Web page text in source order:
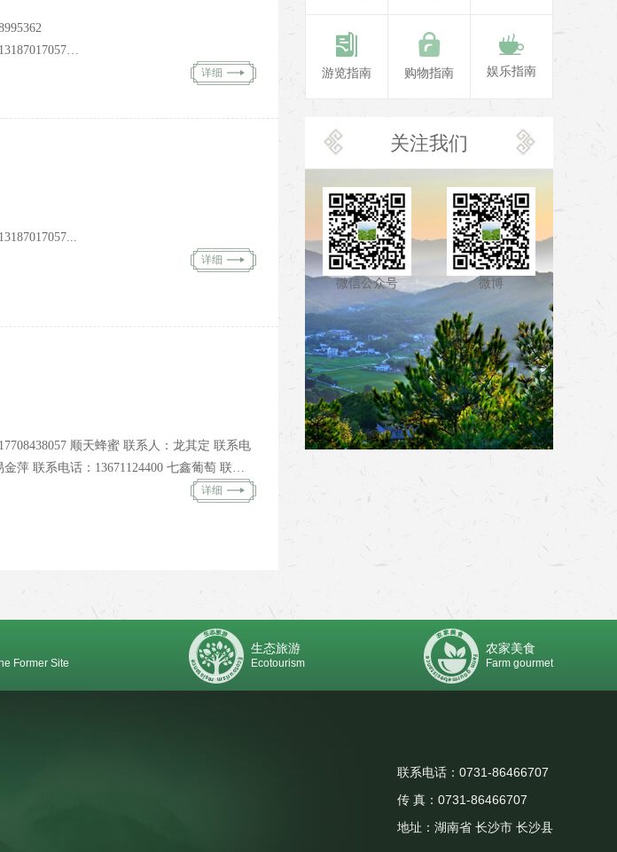
15388995362
联系电话：13187017057
详细
联系电话：13187017057...
详细
详细
游览指南 购物指南 娱乐指南
关注我们
微信公众号 微博
Former Site
生态旅游
Ecotourism
农家美食
Farm gourmet
联系电话：0731-86466707
传 真：0731-86466707
地址：湖南省 长沙市 长沙县